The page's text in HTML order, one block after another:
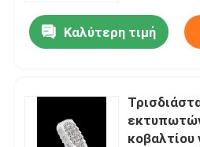
Καλύτερη τιμή
κοβαλτίου